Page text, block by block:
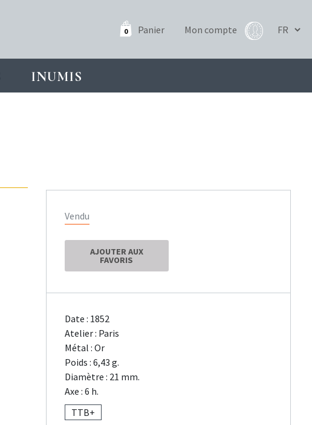
0 Panier Mon compte
INUMIS
Vendu
AJOUTER AUX
FAVORIS
Date : 1852
Atelier : Paris
Métal : Or
Poids : 6,43 g.
Diamètre : 21 mm.
Axe : 6 h.
TTB+